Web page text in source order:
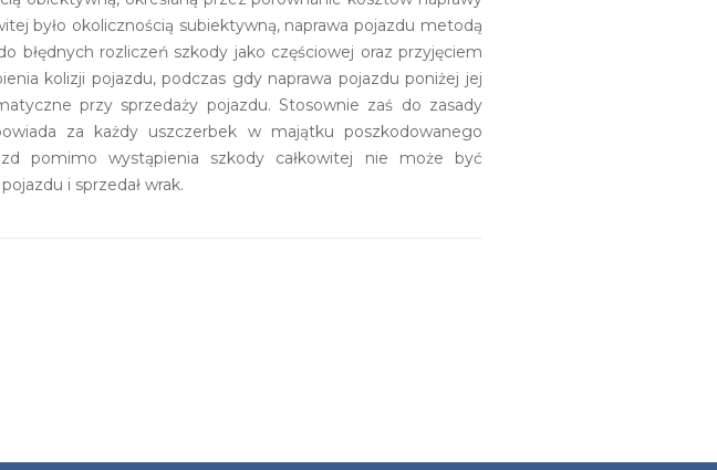
było okolicznością subiektywną, naprawa pojazdu metodą
błędnych rozliczeń szkody jako częściowej oraz przyjęciem
kolizji pojazdu, podczas gdy naprawa pojazdu poniżej jej
przy sprzedaży pojazdu. Stosownie zaś do zasady
za każdy uszczerbek w majątku poszkodowanego
pomimo wystąpienia szkody całkowitej nie może być
i sprzedał wrak.